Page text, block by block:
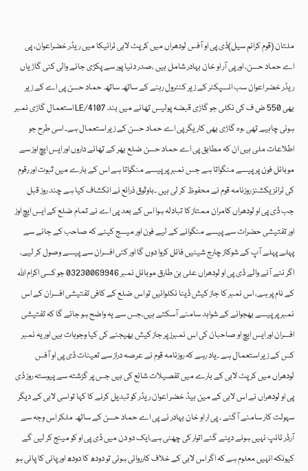
ملتان (قوم کرائم سیل)ڈی پی او آفس لودھراں میں کرپٹ لابی ٹرائیکا میں ریڈر خضراعوان، پی
اے حماد حسن، اور پی آر او خان بہادر شامل ہیں ،صدر دنیا پور سے پکڑی جانے والی کئی گاڑیاں
ریڈر خضر اعوان سب انسپکٹر کے زیر کنٹرول رہنے کے ساتھ ساتھ حماد حسن پی اے کے زیر
استعمال گاڑی نمبر LE/4107 بھی 550 ض ف کی نکلی جو گاڑی قبضہ پولیس تھانے میں بند
ہونی چاہیے تھی ،وہ گاڑی بھی کاریگر پی اے حماد حسن کے زیر استعمال ہے۔ اسی طرح جو
اطلاعات ملی ہیں ان کہ مطابق پی اے حماد حسن ضلع بھر کے تھانے داروں اور ایس ایچ اوز سے
موبائل فون پر پیسے منگواتا ہے جس نمبر پر پیسے منگواتا ہے اس کے بارے میں ثبوت اور رقوم
کی ٹرانزیکشنز روزنامہ قوم نے محفوظ کر لی ہیں ۔باوثوق ذرائع نے انکشاف کیا ہے چند روز قبل
جب ڈی پی او لودھراں کامران ممتاز کا تبادلہ ہوا اس کے بعد پی اے نے تمام ضلع کے ایس ایچ اوز
اور تفتیشی حضرات سے پیسے منگوانے کے لیے فون اور میسج کیئے کہ صاحب کے جانے سے
پہلے پہلے آپ کے شوکاز چارج شیٹیں فائل کروا دوں گا اور کئی افسران سے پیسے وصول کر لیے،
اگر نئے آنے والے ڈی پی او لودھراں علی بن طارق موبائل نمبر 03230069946 جو کسی اکرام اللہ
کے نام پر ہے، اس نمبر کا جاز کیش ڈیٹا نکلوائیں تو اس ضلع کے کافی تفتیشی افسران کے اس
نمبر پر پیسے بھجوانے کے شواہد سامنے آسکتے ہیں،جس سے یہ واضح ہو جائے گا کہ تفتیشی
افسران اور ایس ایچ او صاحبان کی اس نمبرز پر جاز کیش بھیجنے کی کیا وجوہات ہیں اور یہ نمبر
کس کے زیر استعمال ہے ۔یاد رہے کہ روزنامہ قوم نے عرصہ دراز سے تعینات ڈی پی او آفس
لودھراں میں کرپٹ لابی کے بارے میں تفصیلات شائع کی ہیں جس پر گزشتہ سے پیوستہ روز ڈی
پی او لودھراں نے اس لابی کے مین ہیڈ خضر اعوان ریڈر کو تبدیل کرنے کا کہا تو اسی لابی کے دیگر
سہولت کار سامنے آگئے ، پی ار او خان بہادر نے پی اے حماد حسن کے ساتھ ملکر اس وجہ سے
آرڈر ٹائپ نہیں ہونے دیئے گئے اتوار کی چھٹی ہے،ایک دو دن میں ڈی پی او کو مینج کر لیں گے
کیونکہ انہیں معلوم ہے کہ اگر اس لابی کے خلاف کارروائی ہوئی تو دودھ کا دودھ اور پانی کا پانی ہو